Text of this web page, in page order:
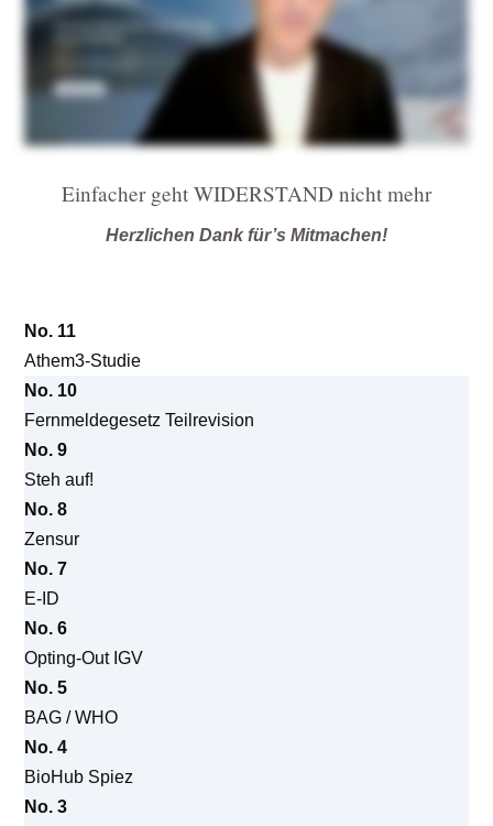
Einfacher geht WIDERSTAND nicht mehr
Herzlichen Dank für’s Mitmachen!
No. 11
Athem3-Studie
No. 10
Fernmeldegesetz Teilrevision
No. 9
Steh auf!
No. 8
Zensur
No. 7
E-ID
No. 6
Opting-Out IGV
No. 5
BAG / WHO
No. 4
BioHub Spiez
No. 3